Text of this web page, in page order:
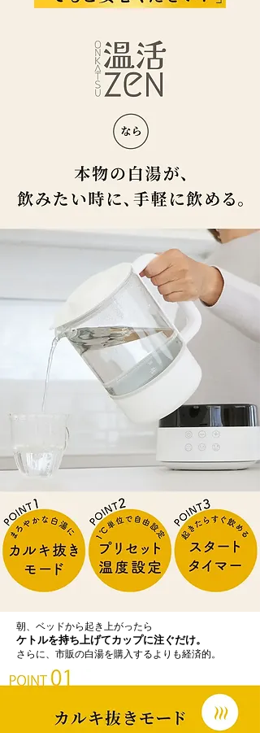
朝、ベッドから起き上がったら
ケトルを持ち上げてカップに注ぐだけ。
さらに、市販の白湯を購入するよりも経済的。